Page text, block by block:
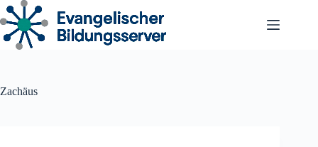
Zum
Inhalt
springen
Zachäus